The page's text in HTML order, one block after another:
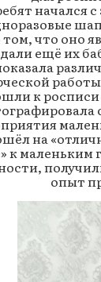
начался
том, что оно
ещё их
к
на
к
опыт